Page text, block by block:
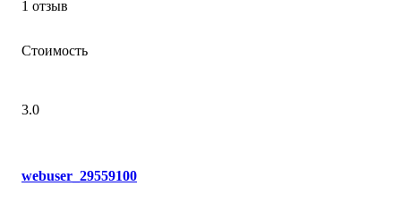
1 отзыв
Стоимость
3.0
webuser_29559100